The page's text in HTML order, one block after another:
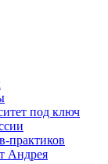
под ключ
практиков
Андрея